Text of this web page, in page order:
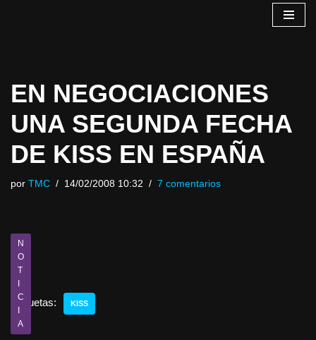
EN NEGOCIACIONES
UNA SEGUNDA FECHA
DE KISS EN ESPAÑA
por TMC 14/02/2008 10:32 7 comentarios
N
O
T
C
A
Etiquetas: KISS